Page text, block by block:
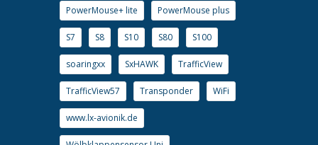
PowerMouse+ lite PowerMouse plus
S7 S8 S10 S80 S100
soaringxx SxHAWK TrafficView
TrafficView57 Transponder WiFi
www.lx-avionik.de